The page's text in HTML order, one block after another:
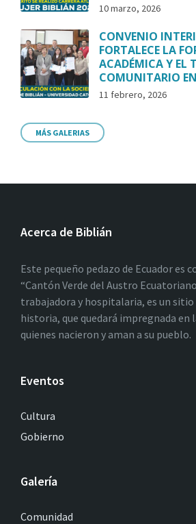
10 marzo, 2026
CONVENIO
FORTALECE LA
ACADÉMICA Y EL
COMUNITARIO
11 febrero, 2026
MÁS GALERIAS
Acerca de Biblián
Este pequeño pedazo de Ecuador es
“Cantón Verde del Austro
trabajadora y hospitalaria, es un
historia, que quedará impregnada en
quienes nacieron y aman a su pueblo.
Eventos
Cultura
Gobierno
Galería
Comunidad